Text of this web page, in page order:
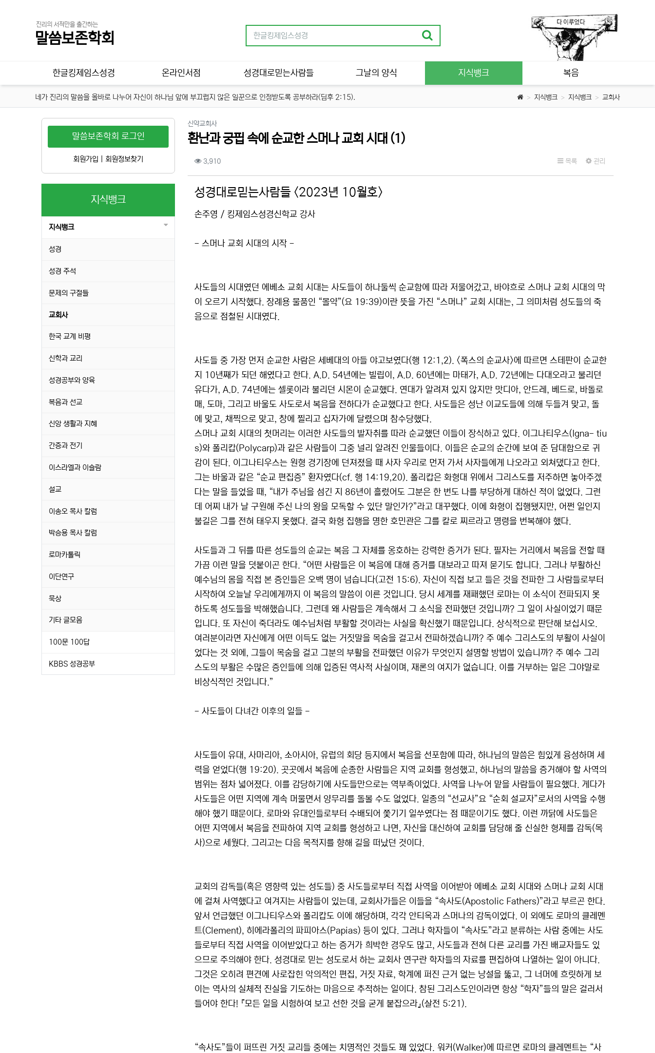
진리의 서적만을 출간하는
말씀보존학회
한글킹제임스성경 온라인서점 성경대로믿는사람들 그날의 양식 지식뱅크 복음
네가 진리의 말씀을 올바로 나누어 자신이 하나님 앞에 부끄럽지 않은 일꾼으로 인정받도록 공부하라(딤후 2:15). 지식뱅크 지식뱅크 교회사
신약교회사분류
환난과 궁핍 속에 순교한 스머나 교회 시대 (1)
컨텐츠 정보
3,910조회 목록 관리
성경대로믿는사람들 <2023년 10월호>
손주영 / 킹제임스성경신학교 강사
- 스머나 교회 시대의 시작 -
사도들의 시대였던 에베소 교회 시대는 사도들이 하나둘씩 순교함에 따라 저물어갔고, 바야흐로 스머나 교회 시대의 막
이 오르기 시작했다. 장례용 물품인 “몰약”(요 19:39)이란 뜻을 가진 “스머나” 교회 시대는, 그 의미처럼 성도들의 죽
음으로 점철된 시대였다.
사도들 중 가장 먼저 순교한 사람은 세베대의 아들 야고보였다(행 12:1,2). <폭스의 순교사>에 따르면 스테판이 순교한
지 10년째가 되던 해였다고 한다. A.D. 54년에는 빌립이, A.D. 60년에는 마태가, A.D. 72년에는 다대오라고 불리던
유다가, A.D. 74년에는 셀롯이라 불리던 시몬이 순교했다. 연대가 알려져 있지 않지만 맛디아, 안드레, 베드로, 바돌로
매, 도마, 그리고 바울도 사도로서 복음을 전하다가 순교했다고 한다. 사도들은 성난 이교도들에 의해 두들겨 맞고, 돌
에 맞고, 채찍으로 맞고, 창에 찔리고 십자가에 달렸으며 참수당했다.
스머나 교회 시대의 첫머리는 이러한 사도들의 발자취를 따라 순교했던 이들이 장식하고 있다. 이그나티우스(Igna- tiu
s)와 폴리캅(Polycarp)과 같은 사람들이 그중 널리 알려진 인물들이다. 이들은 순교의 순간에 보여 준 담대함으로 귀
감이 된다. 이그나티우스는 원형 경기장에 던져졌을 때 사자 우리로 먼저 가서 사자들에게 나오라고 외쳐댔다고 한다.
그는 바울과 같은 “순교 편집증” 환자였다(cf. 행 14:19,20). 폴리캅은 화형대 위에서 그리스도를 저주하면 놓아주겠
다는 말을 들었을 때, “내가 주님을 섬긴 지 86년이 흘렀어도 그분은 한 번도 나를 부당하게 대하신 적이 없었다. 그런
데 어찌 내가 날 구원해 주신 나의 왕을 모독할 수 있단 말인가?”라고 대꾸했다. 이에 화형이 집행됐지만, 어쩐 일인지
불길은 그를 전혀 태우지 못했다. 결국 화형 집행을 명한 호민관은 그를 칼로 찌르라고 명령을 번복해야 했다.
사도들과 그 뒤를 따른 성도들의 순교는 복음 그 자체를 옹호하는 강력한 증거가 된다. 필자는 거리에서 복음을 전할 때
가끔 이런 말을 덧붙이곤 한다. “어떤 사람들은 이 복음에 대해 증거를 대보라고 따져 묻기도 합니다. 그러나 부활하신
예수님의 몸을 직접 본 증인들은 오백 명이 넘습니다(고전 15:6). 자신이 직접 보고 들은 것을 전파한 그 사람들로부터
시작하여 오늘날 우리에게까지 이 복음의 말씀이 이른 것입니다. 당시 세계를 재패했던 로마는 이 소식이 전파되지 못
하도록 성도들을 박해했습니다. 그런데 왜 사람들은 계속해서 그 소식을 전파했던 것입니까? 그 일이 사실이었기 때문
입니다. 또 자신이 죽더라도 예수님처럼 부활할 것이라는 사실을 확신했기 때문입니다. 상식적으로 판단해 보십시오.
여러분이라면 자신에게 어떤 이득도 없는 거짓말을 목숨을 걸고서 전파하겠습니까? 주 예수 그리스도의 부활이 사실이
었다는 것 외에, 그들이 목숨을 걸고 그분의 부활을 전파했던 이유가 무엇인지 설명할 방법이 있습니까? 주 예수 그리
스도의 부활은 수많은 증인들에 의해 입증된 역사적 사실이며, 재론의 여지가 없습니다. 이를 거부하는 일은 그야말로
비상식적인 것입니다.”
- 사도들이 다녀간 이후의 일들 -
사도들이 유대, 사마리아, 소아시아, 유럽의 회당 등지에서 복음을 선포함에 따라, 하나님의 말씀은 힘있게 융성하며 세
력을 얻었다(행 19:20). 곳곳에서 복음에 순종한 사람들은 지역 교회를 형성했고, 하나님의 말씀을 증거해야 할 사역의
범위는 점차 넓어졌다. 이를 감당하기에 사도들만으로는 역부족이었다. 사역을 나누어 맡을 사람들이 필요했다. 게다가
사도들은 어떤 지역에 계속 머물면서 양무리를 돌볼 수도 없었다. 일종의 “선교사”요 “순회 설교자”로서의 사역을 수행
해야 했기 때문이다. 로마와 유대인들로부터 수배되어 쫓기기 일쑤였다는 점 때문이기도 했다. 이런 까닭에 사도들은
어떤 지역에서 복음을 전파하여 지역 교회를 형성하고 나면, 자신을 대신하여 교회를 담당해 줄 신실한 형제를 감독(목
사)으로 세웠다. 그리고는 다음 목적지를 향해 길을 떠났던 것이다.
교회의 감독들(혹은 영향력 있는 성도들) 중 사도들로부터 직접 사역을 이어받아 에베소 교회 시대와 스머나 교회 시대
에 걸쳐 사역했다고 여겨지는 사람들이 있는데, 교회사가들은 이들을 “속사도(Apostolic Fathers)”라고 부르곤 한다.
앞서 언급했던 이그나티우스와 폴리캅도 이에 해당하며, 각각 안티옥과 스머나의 감독이었다. 이 외에도 로마의 클레멘
트(Clement), 히에라폴리의 파피아스(Papias) 등이 있다. 그러나 학자들이 “속사도”라고 분류하는 사람 중에는 사도
들로부터 직접 사역을 이어받았다고 하는 증거가 희박한 경우도 많고, 사도들과 전혀 다른 교리를 가진 배교자들도 있
으므로 주의해야 한다. 성경대로 믿는 성도로서 하는 교회사 연구란 학자들의 자료를 편집하여 나열하는 일이 아니다.
그것은 오히려 편견에 사로잡힌 악의적인 편집, 거짓 자료, 학계에 퍼진 근거 없는 낭설을 뚫고, 그 너머에 흐릿하게 보
이는 역사의 실체적 진실을 기도하는 마음으로 추적하는 일이다. 참된 그리스도인이라면 항상 “학자”들의 말은 걸러서
들어야 한다! 『모든 일을 시험하여 보고 선한 것을 굳게 붙잡으라』(살전 5:21).
“속사도”들이 퍼뜨린 거짓 교리들 중에는 치명적인 것들도 꽤 있었다. 워커(Walker)에 따르면 로마의 클레멘트는 “사
말씀보존학회 로그인
회원가입 회원정보찾기
지식뱅크
지식뱅크
성경
성경 주석
문제의 구절들
교회사
한국 교계 비평
신학과 교리
성경공부와 양육
복음과 선교
신앙 생활과 지혜
간증과 전기
이스라엘과 이슬람
설교
이송오 목사 칼럼
박승용 목사 칼럼
로마카톨릭
이단연구
묵상
기타 글모음
100문 100답
KBBS 성경공부